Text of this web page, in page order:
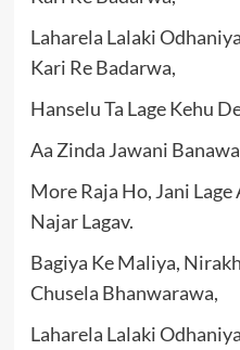
Laharela Lalaki
Kari Re Badarwa,
Hanselu Ta Lage Kehu
Aa Zinda Jawani
More Raja Ho, Jani Lage
Najar Lagav.
Bagiya Ke Maliya,
Chusela Bhanwarawa,
Laharela Lalaki